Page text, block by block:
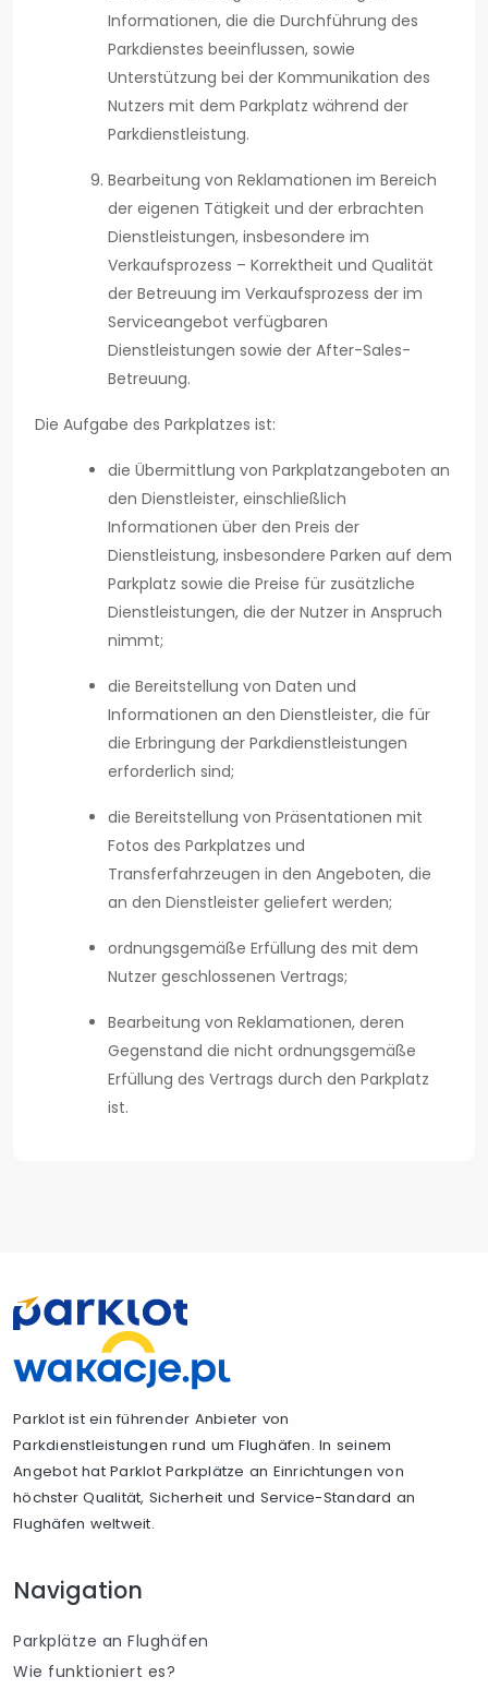
Informationen, die die Durchführung des
Parkdienstes beeinflussen, sowie
Unterstützung bei der Kommunikation des
Nutzers mit dem Parkplatz während der
Parkdienstleistung.
Bearbeitung von Reklamationen im Bereich
der eigenen Tätigkeit und der erbrachten
Dienstleistungen, insbesondere im
Verkaufsprozess – Korrektheit und Qualität
der Betreuung im Verkaufsprozess der im
Serviceangebot verfügbaren
Dienstleistungen sowie der After-Sales-
Betreuung.
Die Aufgabe des Parkplatzes ist:
die Übermittlung von Parkplatzangeboten an
den Dienstleister, einschließlich
Informationen über den Preis der
Dienstleistung, insbesondere Parken auf dem
Parkplatz sowie die Preise für zusätzliche
Dienstleistungen, die der Nutzer in Anspruch
nimmt;
die Bereitstellung von Daten und
Informationen an den Dienstleister, die für
die Erbringung der Parkdienstleistungen
erforderlich sind;
die Bereitstellung von Präsentationen mit
Fotos des Parkplatzes und
Transferfahrzeugen in den Angeboten, die
an den Dienstleister geliefert werden;
ordnungsgemäße Erfüllung des mit dem
Nutzer geschlossenen Vertrags;
Bearbeitung von Reklamationen, deren
Gegenstand die nicht ordnungsgemäße
Erfüllung des Vertrags durch den Parkplatz
ist.
Parklot ist ein führender Anbieter von
Parkdienstleistungen rund um Flughäfen. In seinem
Angebot hat Parklot Parkplätze an Einrichtungen von
höchster Qualität, Sicherheit und Service-Standard an
Flughäfen weltweit.
Navigation
Parkplätze an Flughäfen
Wie funktioniert es?